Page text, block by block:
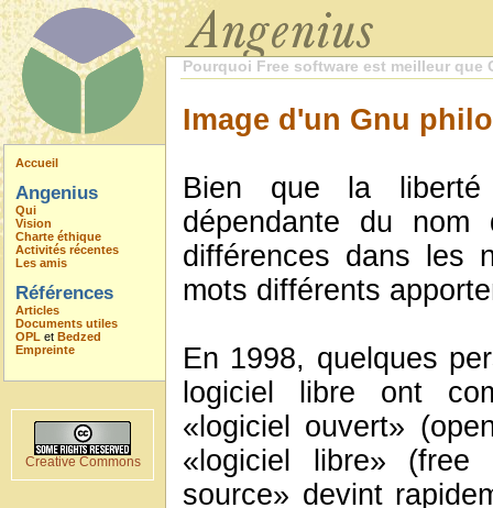
Accueil
Angenius
Qui
Vision
Charte éthique
Activités récentes
Les amis
Références
Articles
Documents utiles
OPL et Bedzed
Empreinte
Creative Commons
Pourquoi Free software est meilleur que
Image d'un Gnu
Bien que la
dépendante du
différences dans les
mots différents
En 1998, quelques
logiciel libre ont
«logiciel ouvert»
«logiciel libre» (free
source» devint